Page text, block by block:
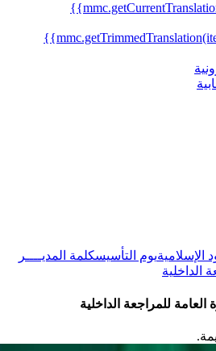
يوم التأسيسكلمة المديــــر
للمراجعة الداخلية